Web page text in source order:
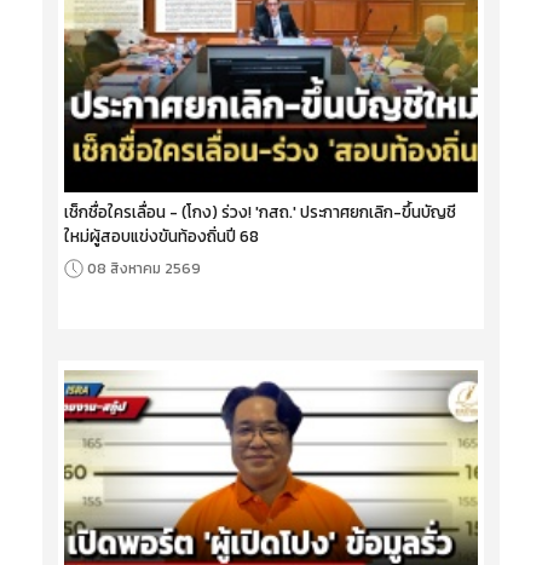
เช็กชื่อใครเลื่อน - (โกง) ร่วง! 'กสถ.' ประกาศยกเลิก-ขึ้นบัญชี
ใหม่ผู้สอบแข่งขันท้องถิ่นปี 68
08 สิงหาคม 2569